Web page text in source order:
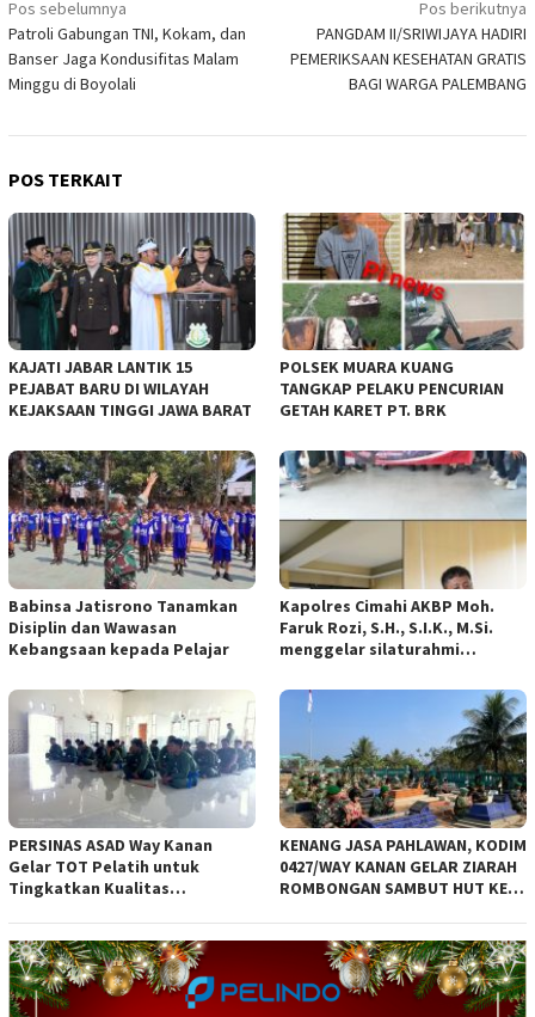
Navigasi
pos
Pos sebelumnya
Patroli Gabungan TNI, Kokam, dan
Banser Jaga Kondusifitas Malam
Minggu di Boyolali
Pos berikutnya
PANGDAM II/SRIWIJAYA HADIRI
PEMERIKSAAN KESEHATAN GRATIS
BAGI WARGA PALEMBANG
POS TERKAIT
KAJATI JABAR LANTIK 15
PEJABAT BARU DI WILAYAH
KEJAKSAAN TINGGI JAWA BARAT
POLSEK MUARA KUANG
TANGKAP PELAKU PENCURIAN
GETAH KARET PT. BRK
Babinsa Jatisrono Tanamkan
Disiplin dan Wawasan
Kebangsaan kepada Pelajar
Kapolres Cimahi AKBP Moh.
Faruk Rozi, S.H., S.I.K., M.Si.
menggelar silaturahmi
Kota Baru
PERSINAS ASAD Way Kanan
Gelar TOT Pelatih untuk
Tingkatkan Kualitas
KENANG JASA PAHLAWAN, KODIM
0427/WAY KANAN GELAR ZIARAH
ROMBONGAN SAMBUT HUT KE –